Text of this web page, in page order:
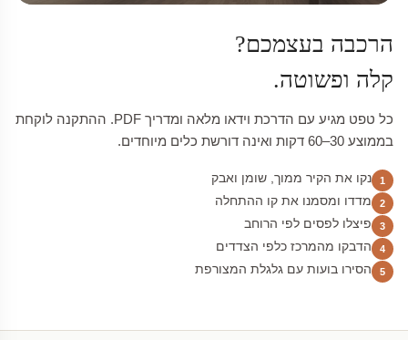
הרכבה בעצמכם?
קלה ופשוטה.
כל טפט מגיע עם הדרכת וידאו מלאה ומדריך PDF. ההתקנה לוקחת
בממוצע 30–60 דקות ואינה דורשת כלים מיוחדים.
1 נקו את הקיר ממוך, שומן ואבק
2 מדדו ומסמנו את קו ההתחלה
3 פיצלו לפסים לפי הרוחב
4 הדבקו מהמרכז כלפי הצדדים
5 הסירו בועות עם גלגלת המצורפת